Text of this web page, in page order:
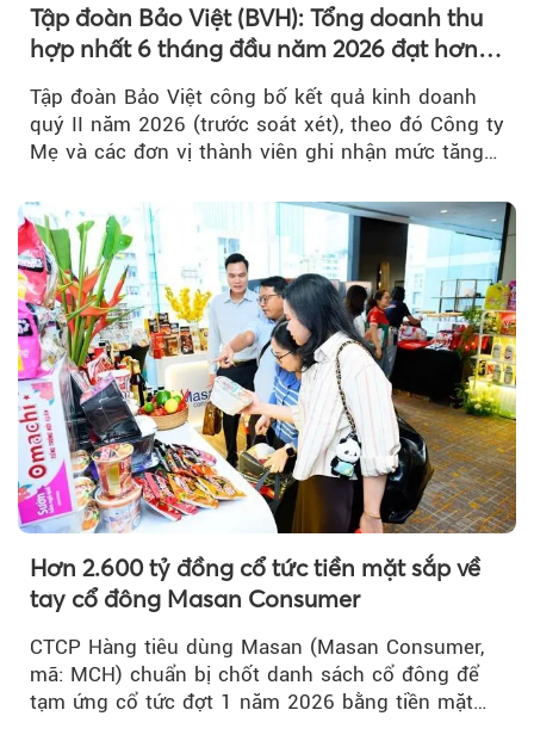
Tập đoàn Bảo Việt (BVH): Tổng doanh thu
hợp nhất 6 tháng đầu năm 2026 đạt hơn
Tập đoàn Bảo Việt công bố kết quả kinh doanh
quý II năm 2026 (trước soát xét), theo đó Công ty
Mẹ và các đơn vị thành viên ghi nhận mức tăng
Hơn 2.600 tỷ đồng cổ tức tiền mặt sắp về
tay cổ đông Masan Consumer
CTCP Hàng tiêu dùng Masan (Masan Consumer,
mã: MCH) chuẩn bị chốt danh sách cổ đông để
tạm ứng cổ tức đợt 1 năm 2026 bằng tiền mặt